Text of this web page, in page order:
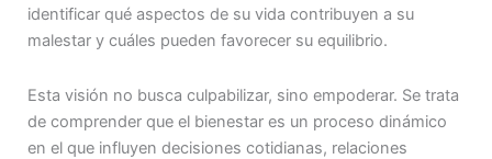
identificar qué aspectos de su vida contribuyen a su
malestar y cuáles pueden favorecer su equilibrio.
Esta visión no busca culpabilizar, sino empoderar. Se trata
de comprender que el bienestar es un proceso dinámico
en el que influyen decisiones cotidianas, relaciones